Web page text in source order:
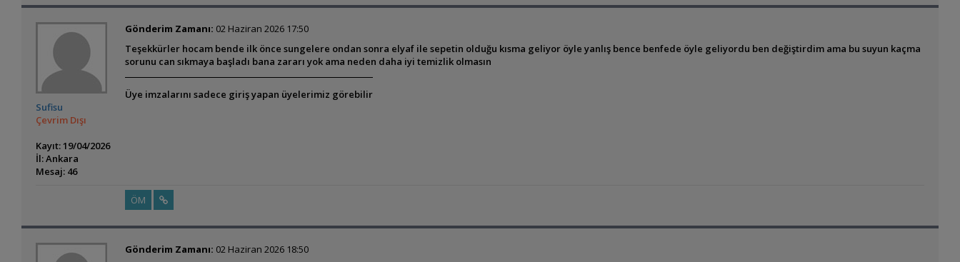
Sufisu
Çevrim Dışı
Kayıt: 19/04/2026
İl: Ankara
Mesaj: 46
Gönderim Zamanı: 02 Haziran 2026 17:50
Teşekkürler hocam bende ilk önce sungelere ondan sonra elyaf ile sepetin olduğu kısma geliyor öyle yanlış bence benfede öyle geliyordu ben değiştirdim ama bu suyun kaçma
sorunu can sıkmaya başladı bana zararı yok ama neden daha iyi temizlik olmasın
Üye imzalarını sadece giriş yapan üyelerimiz görebilir
ÖM
Gönderim Zamanı: 02 Haziran 2026 18:50